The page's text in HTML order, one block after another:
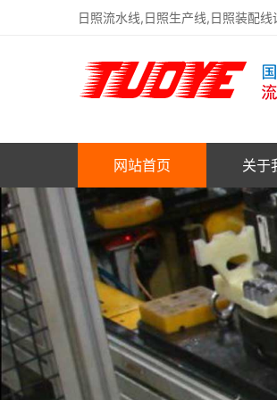
日照流水线,日照生产线,日照装配
网站首页 关于